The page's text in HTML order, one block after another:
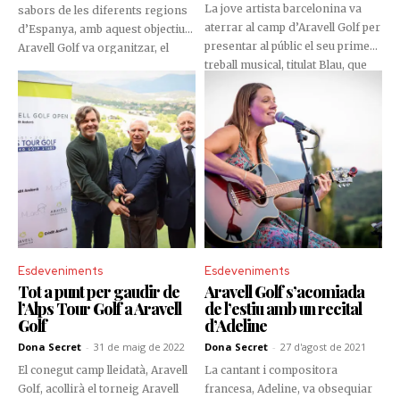
sabors de les diferents regions
d’Espanya, amb aquest objectiu
Aravell Golf va organitzar, el
per als seus socis, que va dirigir
magistralment Roser Pruneda,
sommelier de l’Empordà.
La jove artista barcelonina va
aterrar al camp d’Aravell Golf per
presentar al públic el seu primer
treball musical, titulat Blau, que
conté cinc cançons en anglès i
una en català.
Esdeveniments
Tot a punt per gaudir de
l’Alps Tour Golf a Aravell
Golf
Dona Secret - 31 de maig de 2022
El conegut camp lleidatà, Aravell
Golf, acollirà el torneig Aravell
Esdeveniments
Aravell Golf s’acomiada
de l’estiu amb un recital
d’Adeline
Dona Secret - 27 d'agost de 2021
La cantant i compositora
francesa, Adeline, va obsequiar